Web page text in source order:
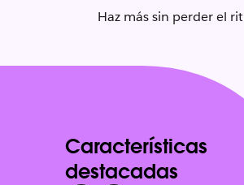
Haz más sin perder el
Características
destacadas